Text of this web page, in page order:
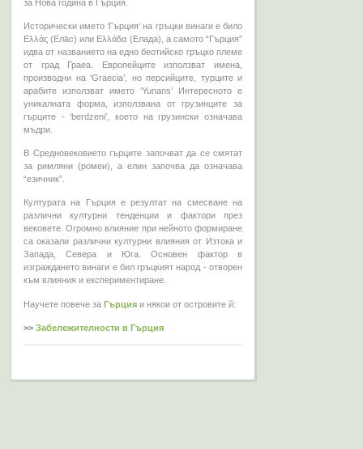
за Нова година в Гърция.
Исторически името ‘Гърция‘ на гръцки винаги е било
Ελλάς (Ела̀с) или Ελλάδα (Елада), а самото “Гърция”
идва от названието на едно беотийско гръцко племе
от град Граеа. Европейците използват имена,
производни на ‘Graecia’, но персийците, турците и
арабите използват името ‘Yunans’ Интересното е
уникалната форма, използвана от грузинците за
гърците - ‘berdzeni’, което на грузински означава
мъдри.
В Средновековието гърците започват да се смятат
за римляни (ромеи), а елин започва да означава
“езичник”.
Културата на Гърция е резултат на смесване на
различни културни тенденции и фактори през
вековете. Огромно влияние при нейното формиране
са оказали различни културни влияния от Изтока и
Запада, Севера и Юга. Основен фактор в
изграждането винаги е бил гръцкият народ - отворен
към влияния и експериментиране.
Научете повече за Гърция и някои от островите й:
>> Забележителности в Гърция